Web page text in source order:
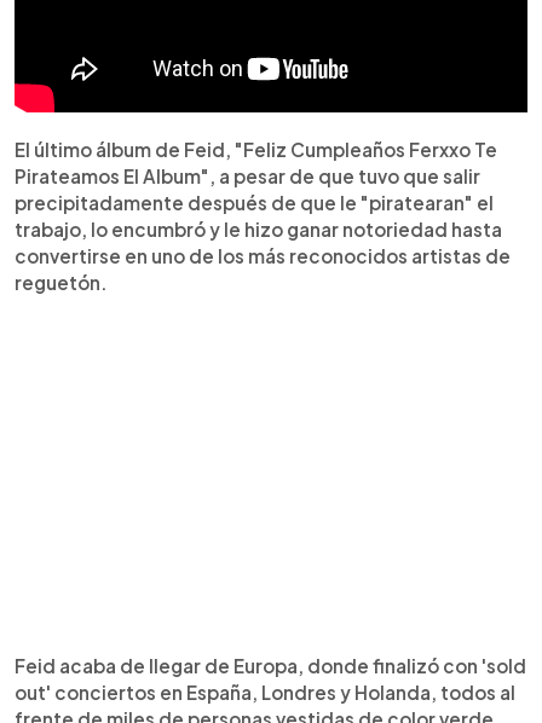
El último álbum de Feid, "Feliz Cumpleaños Ferxxo Te
Pirateamos El Album", a pesar de que tuvo que salir
precipitadamente después de que le "piratearan" el
trabajo, lo encumbró y le hizo ganar notoriedad hasta
convertirse en uno de los más reconocidos artistas de
reguetón.
Feid acaba de llegar de Europa, donde finalizó con 'sold
out' conciertos en España, Londres y Holanda, todos al